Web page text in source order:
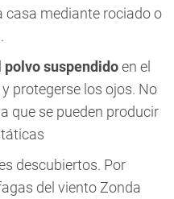
casa mediante rociado o
suspendidoen el
protegerse los ojos. No
que se pueden producir
descubiertos. Por
del viento Zonda